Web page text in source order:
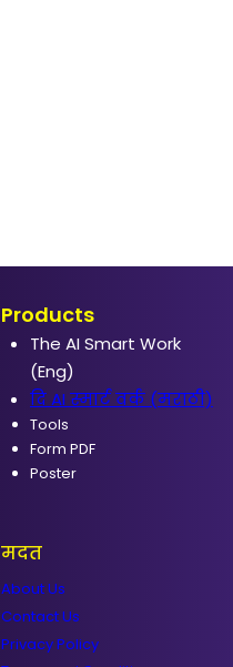
Products
The AI Smart Work
(Eng)
दि AI स्मार्ट वर्क (मराठी)
Tools
Form PDF
Poster
मदत
About Us
Contact Us
Privacy Policy